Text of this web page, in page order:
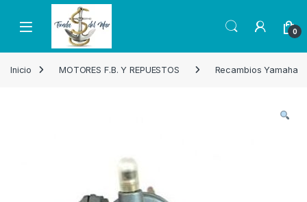
Skip to navigation
Skip to content
Open 0
Inicio MOTORES F.B. Y REPUESTOS Recambios Yamaha